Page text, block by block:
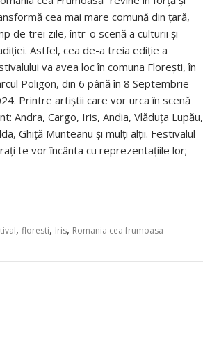
cea mai mare comună din țară,
de trei zile, într-o scenă a culturii și
Astfel, cea de-a treia ediție a
va avea loc în comuna Florești, în
Poligon, din 6 până în 8 Septembrie
Printre artiștii care vor urca în scenă
Andra, Cargo, Iris, Andia, Vlăduța Lupău,
Ghiță Munteanu și mulți alții. Festivalul
te vor încânta cu reprezentațiile lor; –
, floresti, Iris, Romania cea frumoasa